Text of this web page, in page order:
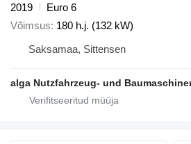
2019
Euro 6
Võimsus 180 h.j. (132 kW)
Saksamaa, Sittensen